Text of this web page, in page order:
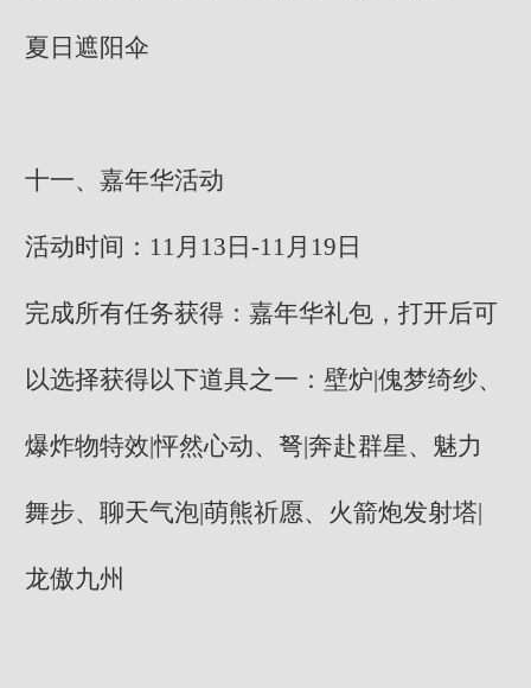
夏日遮阳伞
十一、嘉年华活动
活动时间：11月13日-11月19日
完成所有任务获得：嘉年华礼包，打开后可
以选择获得以下道具之一：壁炉|傀梦绮纱、
爆炸物特效|怦然心动、弩|奔赴群星、魅力
舞步、聊天气泡|萌熊祈愿、火箭炮发射塔|
龙傲九州